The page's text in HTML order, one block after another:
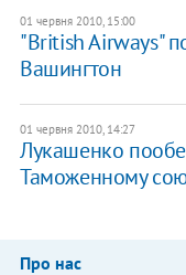
01 червня 2010, 15:00
"British Airways"
Вашингтон
01 червня 2010, 14:27
Лукашенко
Таможенному
Про нас